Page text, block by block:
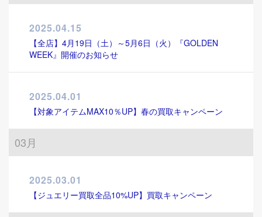
2025.04.15
【全店】4月19日（土）～5月6日（火）『GOLDEN
WEEK』開催のお知らせ
2025.04.01
【対象アイテムMAX10％UP】春の買取キャンペーン
03月
2025.03.01
【ジュエリー買取全品10%UP】買取キャンペーン